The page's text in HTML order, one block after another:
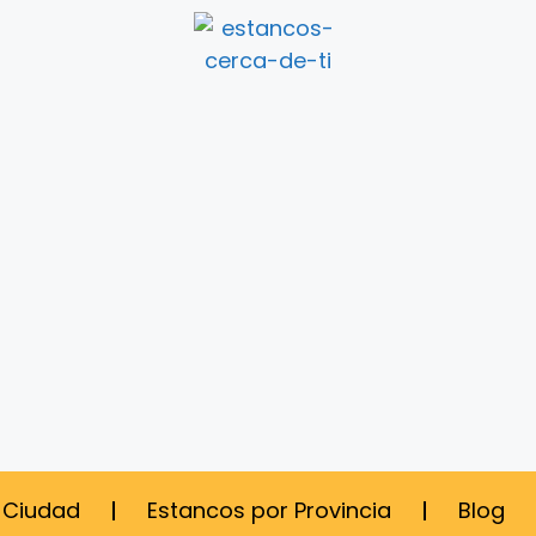
Estancos por Provincia Blog